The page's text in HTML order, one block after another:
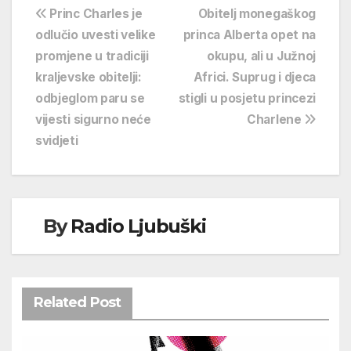
Navigacija
objava
Obitelj monegaškog
princa Alberta opet na
okupu, ali u Južnoj
Africi. Suprug i djeca
stigli u posjetu princezi
Charlene
Princ Charles je
odlučio uvesti velike
promjene u tradiciji
kraljevske obitelji:
odbjeglom paru se
vijesti sigurno neće
svidjeti
ByRadio Ljubuški
Related Post